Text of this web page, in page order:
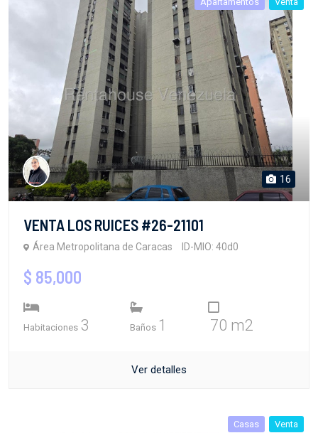
16
VENTA LOS RUICES #26-21101
Área Metropolitana de Caracas ID-MIO: 40d0
$ 85,000
Habitaciones 3 Baños 1 70 m2
Ver detalles
Casas Venta